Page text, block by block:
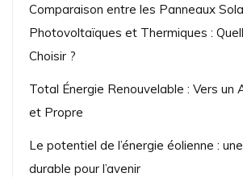
Comparaison entre les Panneaux
Photovoltaïques et Thermiques :
Choisir ?
Total Énergie Renouvelable : Vers un
et Propre
Le potentiel de l’énergie éolienne :
durable pour l’avenir